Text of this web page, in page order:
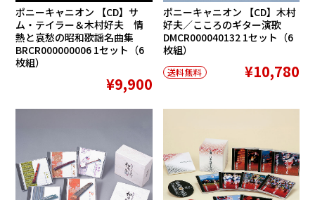
ポニーキャニオン 【CD】サ
ム・テイラー＆木村好夫 情
熱と哀愁の昭和歌謡名曲集
BRCR000000006 1セット（6
枚組）
¥9,900
ポニーキャニオン 【CD】木村
好夫／こころのギター演歌
DMCR000040132 1セット（6
枚組）
送料無料 ¥10,780